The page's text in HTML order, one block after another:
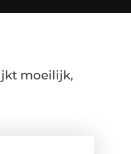
moeilijk,